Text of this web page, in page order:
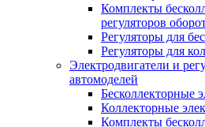
Комплекты
регуляторов
Регуляторы для
Регуляторы для
Электродвигатели и
автомоделей
Бесколлекторные
Коллекторные
Комплекты